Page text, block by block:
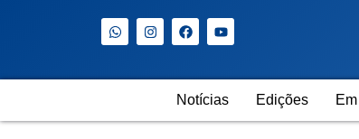
Notícias Edições